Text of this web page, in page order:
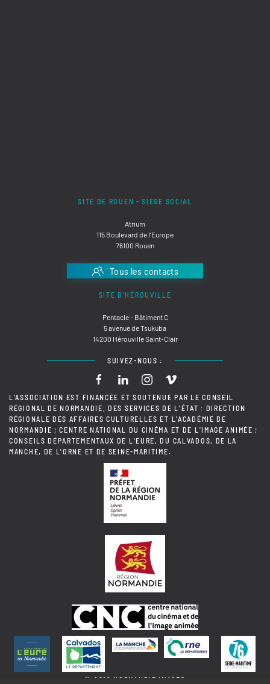
SITE DE ROUEN - SIÈGE SOCIAL
Atrium
115 Boulevard de l'Europe
76100 Rouen
Tous les contacts
SITE D'HÉROUVILLE
Pentacle - Bâtiment C
5 avenue de Tsukuba
14200 Hérouville Saint-Clair
SUIVEZ-NOUS :
L'ASSOCIATION EST FINANCÉE ET SOUTENUE PAR LE CONSEIL
RÉGIONAL DE NORMANDIE, DES SERVICES DE L'ÉTAT : DIRECTION
RÉGIONALE DES AFFAIRES CULTURELLES ET L'ACADÉMIE DE
NORMANDIE ; CENTRE NATIONAL DU CINÉMA ET DE L'IMAGE ANIMÉE ;
CONSEILS DÉPARTEMENTAUX DE L'EURE, DU CALVADOS, DE LA
MANCHE, DE L'ORNE ET DE SEINE-MARITIME.
© 2018 NORMANDIE IMAGES